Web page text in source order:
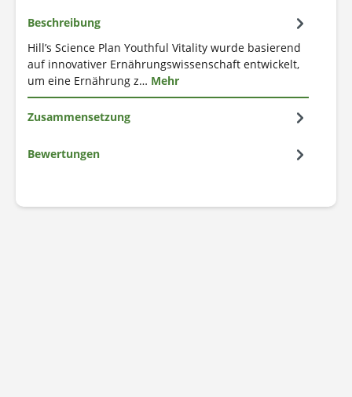
Beschreibung
Hill’s Science Plan Youthful Vitality wurde basierend
auf innovativer Ernährungswissenschaft entwickelt,
um eine Ernährung z… Mehr
Zusammensetzung
Bewertungen